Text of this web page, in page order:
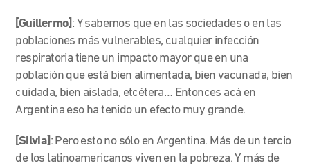
[Guillermo] : Y sabemos que en las sociedades o en las
poblaciones más vulnerables, cualquier infección
respiratoria tiene un impacto mayor que en una
población que está bien alimentada, bien vacunada, bien
cuidada, bien aislada, etcétera… Entonces acá en
Argentina eso ha tenido un efecto muy grande.
[Silvia] : Pero esto no sólo en Argentina. Más de un tercio
de los latinoamericanos viven en la pobreza. Y más de